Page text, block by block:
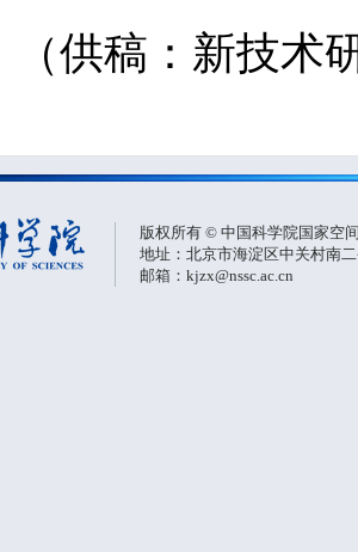
（供稿：新技术
版权所有 © 中国科学院国家空
地址：北京市海淀区中关村南
邮箱：kjzx@nssc.ac.cn